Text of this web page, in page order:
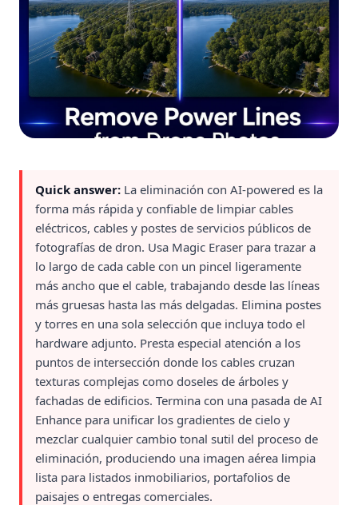
Quick answer: La eliminación con AI-powered es la
forma más rápida y confiable de limpiar cables
eléctricos, cables y postes de servicios públicos de
fotografías de dron. Usa Magic Eraser para trazar a
lo largo de cada cable con un pincel ligeramente
más ancho que el cable, trabajando desde las líneas
más gruesas hasta las más delgadas. Elimina postes
y torres en una sola selección que incluya todo el
hardware adjunto. Presta especial atención a los
puntos de intersección donde los cables cruzan
texturas complejas como doseles de árboles y
fachadas de edificios. Termina con una pasada de AI
Enhance para unificar los gradientes de cielo y
mezclar cualquier cambio tonal sutil del proceso de
eliminación, produciendo una imagen aérea limpia
lista para listados inmobiliarios, portafolios de
paisajes o entregas comerciales.